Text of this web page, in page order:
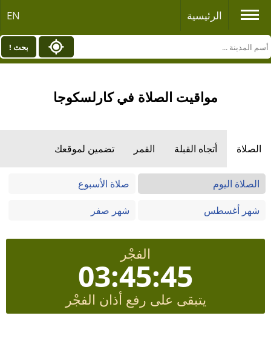
الرئيسية EN
بحث !
مواقيت الصلاة في كارلسكوجا
الصلاة أتجاه القبلة القمر تضمين لموقعك
الصلاة اليوم
صلاة الأسبوع
شهر أغسطس
شهر صفر
الفجْر
03:45:45
يتبقى على رفع أذان الفجْر